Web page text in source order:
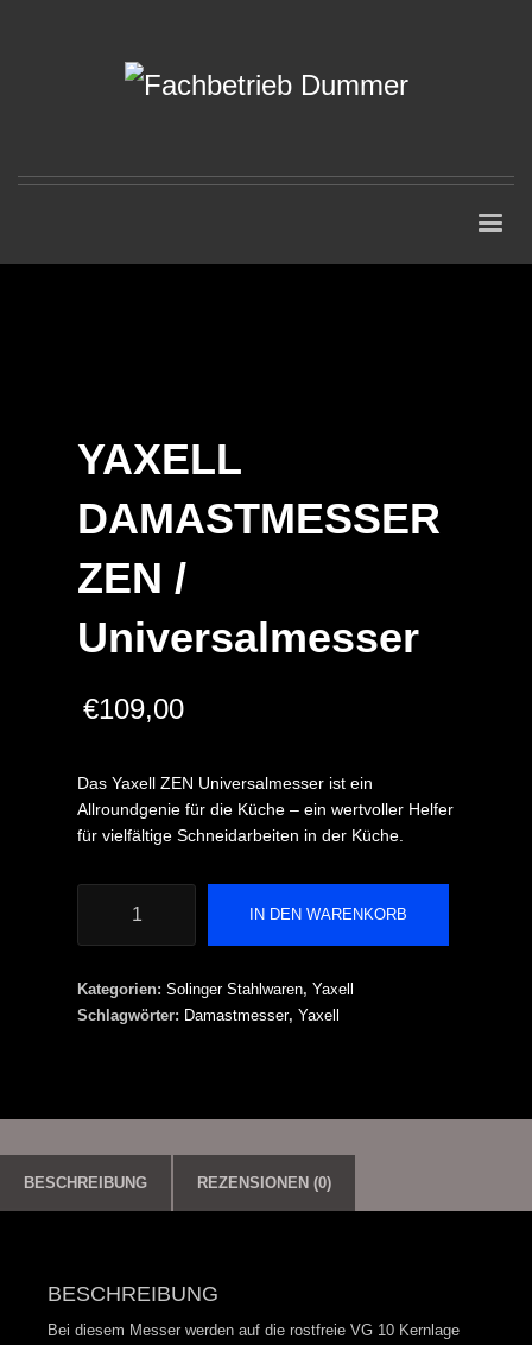
YAXELL
DAMASTMESSER
ZEN /
Universalmesser
€109,00
Das Yaxell ZEN Universalmesser ist ein
Allroundgenie für die Küche – ein wertvoller Helfer
für vielfältige Schneidarbeiten in der Küche.
DAMASTMESSER
ZEN
Universalmesser
Menge
IN DEN WARENKORB
Kategorien: Solinger Stahlwaren, Yaxell
Schlagwörter: Damastmesser, Yaxell
BESCHREIBUNG REZENSIONEN (0)
BESCHREIBUNG
Bei diesem Messer werden auf die rostfreie VG 10 Kernlage